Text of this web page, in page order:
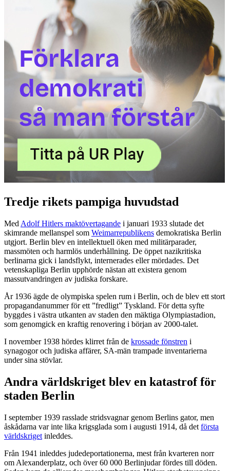
Tredje rikets pampiga huvudstad
Med Adolf Hitlers maktövertagande i januari 1933 slutade det
skimrande mellanspel som Weimarrepublikens demokratiska Berlin
utgjort. Berlin blev en intellektuell öken med militärparader,
massmöten och harmlös underhållning. De öppet nazikritiska
berlinarna gick i landsflykt, internerades eller mördades. Det
vetenskapliga Berlin upphörde nästan att existera genom
massutvandringen av judiska forskare.
År 1936 ägde de olympiska spelen rum i Berlin, och de blev ett stort
propagandanummer för ett ”fredligt” Tyskland. För detta syfte
byggdes i västra utkanten av staden den mäktiga Olympiastadion,
som genomgick en kraftig renovering i början av 2000-talet.
I november 1938 hördes klirret från de krossade fönstren i
synagogor och judiska affärer, SA-män trampade inventarierna
under sina stövlar.
Andra världskriget blev en katastrof för
staden Berlin
I september 1939 rasslade stridsvagnar genom Berlins gator, men
åskådarna var inte lika krigsglada som i augusti 1914, då det första
världskriget inleddes.
Från 1941 inleddes judedeportationerna, mest från kvarteren norr
om Alexanderplatz, och över 60 000 Berlinjudar fördes till döden.